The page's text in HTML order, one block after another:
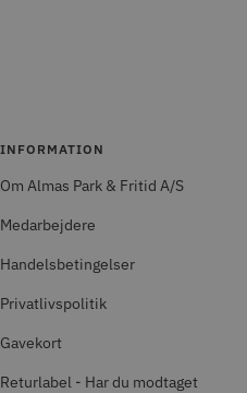
INFORMATION
Om Almas Park & Fritid A/S
Medarbejdere
Handelsbetingelser
Privatlivspolitik
Gavekort
Returlabel - Har du modtaget